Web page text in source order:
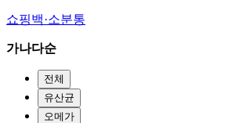
쇼핑백·소분통
가나다순
전체
유산균
오메가